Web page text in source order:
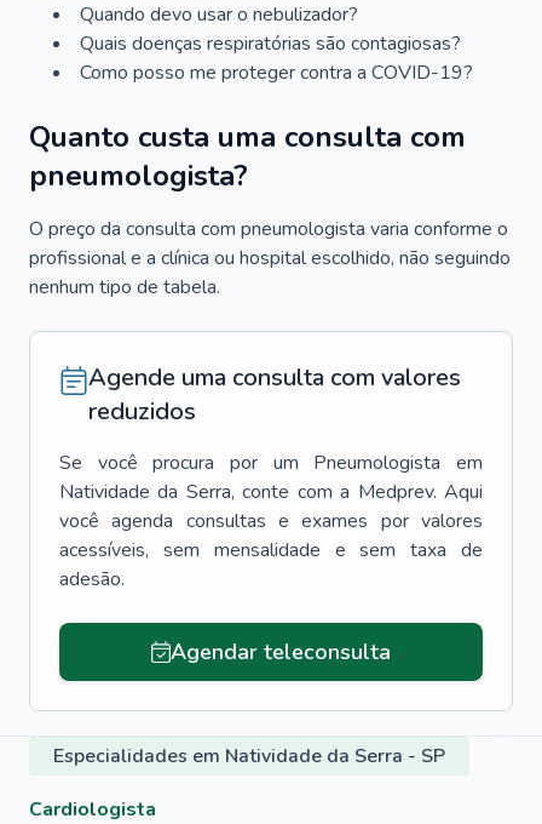
Quando devo usar o nebulizador?
Quais doenças respiratórias são contagiosas?
Como posso me proteger contra a COVID-19?
Quanto custa uma consulta com
pneumologista?
O preço da consulta com pneumologista varia conforme o
profissional e a clínica ou hospital escolhido, não seguindo
nenhum tipo de tabela.
Agende uma consulta com valores
reduzidos
Se você procura por um Pneumologista
em
Natividade da Serra, conte com a Medprev. Aqui
você agenda consultas e exames por valores
acessíveis, sem mensalidade e sem taxa de
adesão.
Agendar teleconsulta
Especialidades em Natividade da Serra - SP
Cardiologista